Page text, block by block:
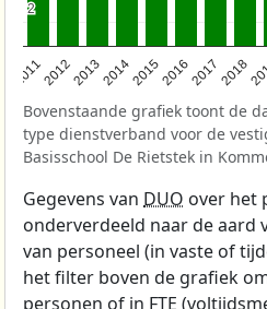
20112012201320142015201620172018
2
2
Bovenstaande grafiek toont de
type dienstverband voor de
Basisschool De Rietstek in
Gegevens van DUO over het
onderverdeeld naar de aard
van personeel (in vaste of
het filter boven de grafiek
personen of in FTE